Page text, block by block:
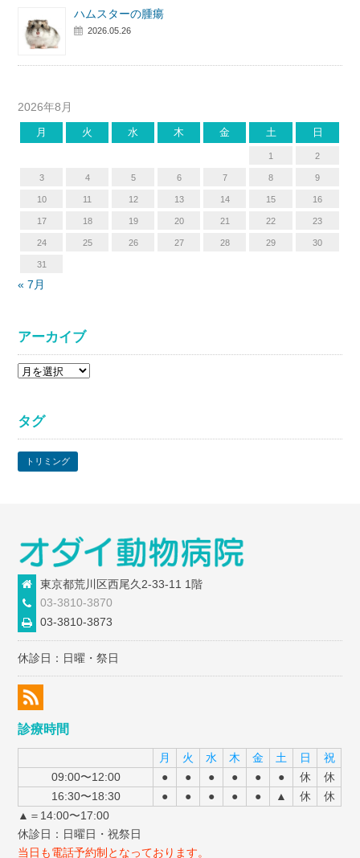
ハムスターの腫瘍
2026.05.26
2026年8月
月 火 水 木 金 土 日
1 2
3 4 5 6 7 8 9
10 11 12 13 14 15 16
17 18 19 20 21 22 23
24 25 26 27 28 29 30
31
« 7月
アーカイブ
ア
イ
タグ
トリミング
東京都荒川区西尾久2-33-11 1階
03-3810-3870
03-3810-3873
休診日：日曜・祭日
診療時間
月 火 水 木 金 土 日
祝
09:00〜12:00
● ● ● ● ● ● 休
休
16:30〜18:30
● ● ● ● ● ▲ 休
休
▲＝14:00〜17:00
休診日：日曜日・祝祭日
当日も電話予約制となっております。